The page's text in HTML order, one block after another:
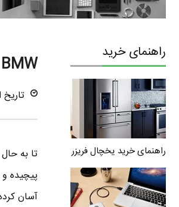
راهنمای خرید
راهنمای خرید یخچال فریزر
BMW از تصادفات حین گردش به چپ می کاهد
تاریخ انتشار
پیچیده
آسان